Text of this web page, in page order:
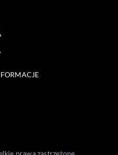
prawa zastrzeżone.